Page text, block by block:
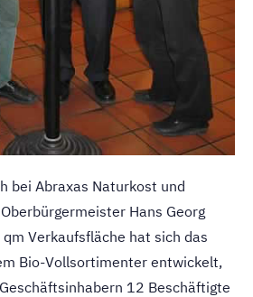
bei Abraxas Naturkost und
Hans Georg
Verkaufsfläche hat sich das
Bio-Vollsortimenter entwickelt,
12 Beschäftigte